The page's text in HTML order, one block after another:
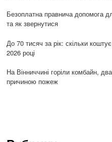
Безоплатна правнича допомога
та як звернутися
До 70 тисяч за рік: скільки
2026 році
На Вінниччині горіли комбайн,
причиною пожеж